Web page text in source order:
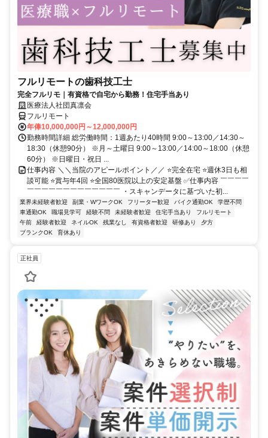
フルリモートの歯科技工士
完全フルリモ｜有資格で自宅から勤務！住宅手当あり
医療法人社団真凛会
フルリモート
年俸10,000,000円～12,000,000円
勤務時間詳細 総労働時間：1週あたり40時間 9:00～13:00／14:30～
18:30（休憩90分） ※月～土曜日 9:00～13:00／14:00～18:00（休憩
60分） ※日曜日・祝日 ...
仕事内容 ＼＼当院のアピールポイント／／ ⭐完全在宅 ⭐週休3日も相
談可能 ⭐賞与年4回 ⭐全国80医院以上の安定基盤 ✅仕事内容 ￣￣￣￣
￣￣￣￣￣￣￣￣￣￣￣￣￣ ・スキャンデータに基づいた初...
業界未経験者歓迎 副業・WワークOK フリーター歓迎 バイク通勤OK
学歴不問
車通勤OK
職場見学可 経験不問 未経験者歓迎 住宅手当あり
フルリモート
午前
経験者歓迎 ネイルOK 残業なし 有資格者歓迎 研修あり
夕方
ブランクOK
育休あり
正社員